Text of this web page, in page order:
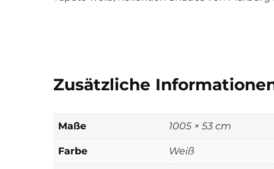
Zusätzliche
Maße 1005 × 53 cm
Farbe Weiß